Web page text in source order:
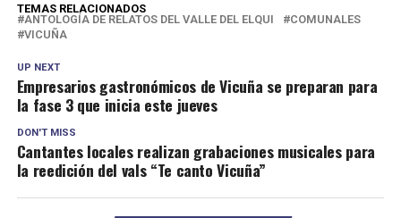
TEMAS RELACIONADOS
ANTOLOGÍA DE RELATOS DEL VALLE DEL ELQUI
COMUNALES
VICUÑA
UP NEXT
Empresarios gastronómicos de Vicuña se preparan para
la fase 3 que inicia este jueves
DON'T MISS
Cantantes locales realizan grabaciones musicales para
la reedición del vals “Te canto Vicuña”